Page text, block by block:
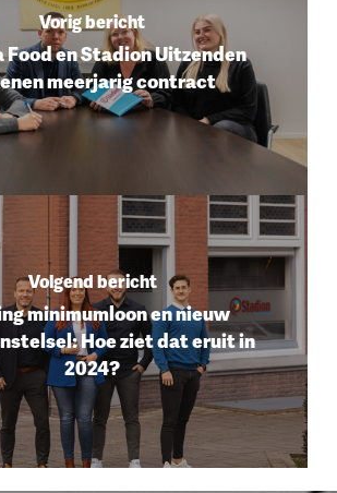
Vorig bericht
Food en Stadion Uitzenden
meerjarig contract
Volgend bericht
minimumloon en nieuw
Hoe ziet dat eruit in
2024?